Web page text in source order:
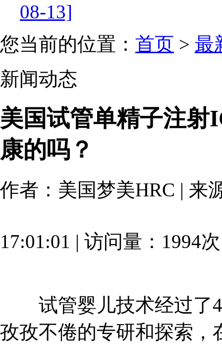
08-13]
您当前的位置： 首页 > 最
新闻动态
美国试管单精子注射
康的吗？
作者：美国梦美HRC | 来
17:01:01 | 访问量：1994
试管婴儿技术经过了
孜孜不倦的专研和探索，